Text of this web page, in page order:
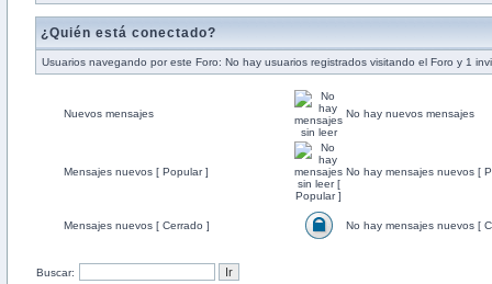
¿Quién está conectado?
Usuarios navegando por este Foro: No hay usuarios registrados visitando el Foro y 1
Nuevos mensajes No hay nuevos mensajes
Mensajes nuevos [ Popular ] No hay mensajes nuevos [
Mensajes nuevos [ Cerrado ] No hay mensajes nuevos [
Buscar: